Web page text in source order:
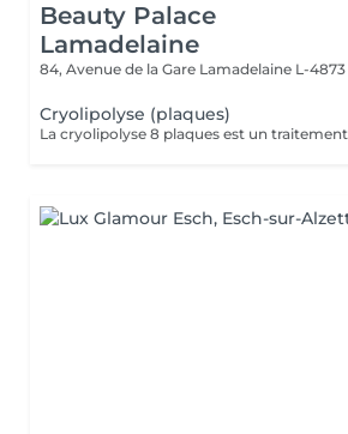
Beauty Palace
Lamadelaine
84, Avenue de la Gare Lamadelaine L-4873
Cryolipolyse (plaques)